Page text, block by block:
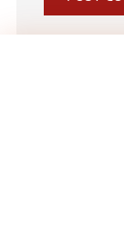
Alternative: